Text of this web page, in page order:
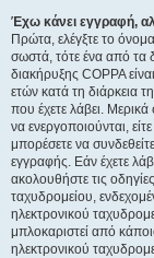
Έχω κάνει εγγραφή,
Πρώτα, ελέγξτε το
σωστά, τότε ένα από τα
διακήρυξης COPPA
ετών κατά τη διάρκεια
που έχετε λάβει.
να ενεργοποιούνται,
μπορέσετε να
εγγραφής. Εάν έχετε
ακολουθήστε τις
ταχυδρομείου,
ηλεκτρονικού
μπλοκαριστεί από
ηλεκτρονικού